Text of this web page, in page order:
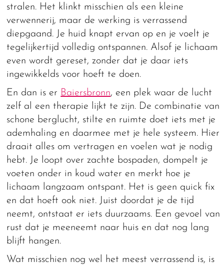
stralen. Het klinkt misschien als een kleine
verwennerij, maar de werking is verrassend
diepgaand. Je huid knapt ervan op en je voelt je
tegelijkertijd volledig ontspannen. Alsof je lichaam
even wordt gereset, zonder dat je daar iets
ingewikkelds voor hoeft te doen.
En dan is er Baiersbronn, een plek waar de lucht
zelf al een therapie lijkt te zijn. De combinatie van
schone berglucht, stilte en ruimte doet iets met je
ademhaling en daarmee met je hele systeem. Hier
draait alles om vertragen en voelen wat je nodig
hebt. Je loopt over zachte bospaden, dompelt je
voeten onder in koud water en merkt hoe je
lichaam langzaam ontspant. Het is geen quick fix
en dat hoeft ook niet. Juist doordat je de tijd
neemt, ontstaat er iets duurzaams. Een gevoel van
rust dat je meeneemt naar huis en dat nog lang
blijft hangen.
Wat misschien nog wel het meest verrassend is, is